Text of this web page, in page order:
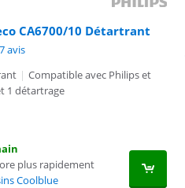
CA6700/10 Détartrant
sur 10, basée sur 67 avis.
avis
| Compatible avec Philips et
1 détartrage
plus rapidement
Coolblue
sur 10, basée sur 4 avis.